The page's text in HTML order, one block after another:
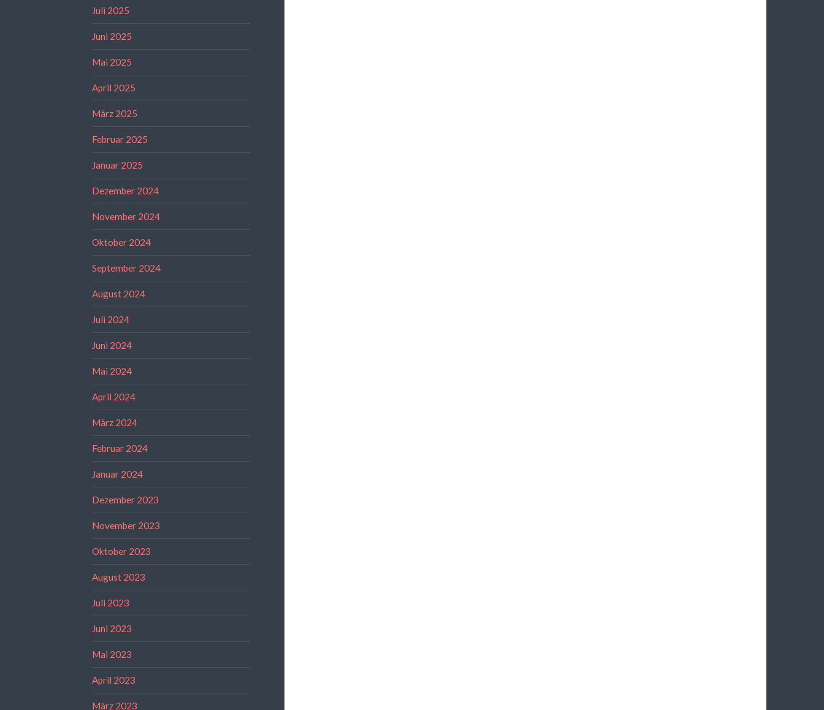
Juli 2025
Juni 2025
Mai 2025
April 2025
März 2025
Februar 2025
Januar 2025
Dezember 2024
November 2024
Oktober 2024
September 2024
August 2024
Juli 2024
Juni 2024
Mai 2024
April 2024
März 2024
Februar 2024
Januar 2024
Dezember 2023
November 2023
Oktober 2023
August 2023
Juli 2023
Juni 2023
Mai 2023
April 2023
März 2023